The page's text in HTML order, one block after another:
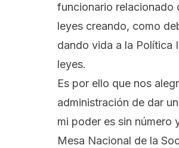
funcionario relacionado
leyes creando, como
dando vida a la Política
leyes.
Es por ello que nos
administración de dar
mi poder es sin número
Mesa Nacional de la